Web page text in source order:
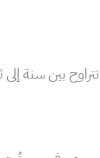
بين سنة إلى